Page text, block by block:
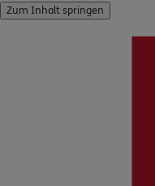
Zum Inhalt springen